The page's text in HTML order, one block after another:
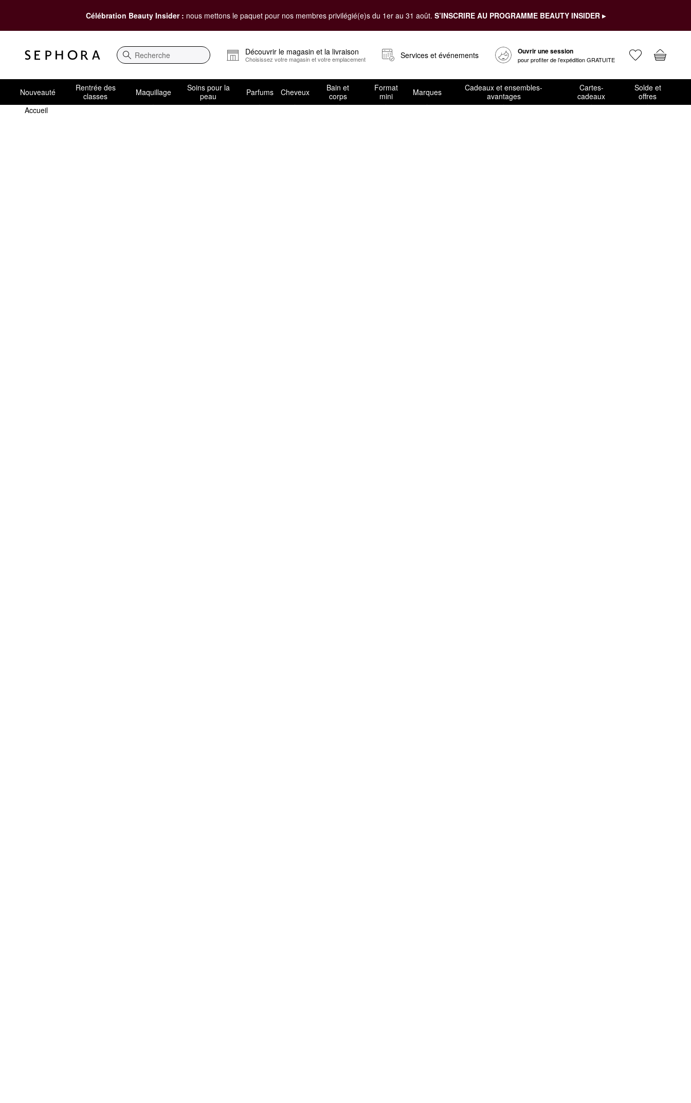
Célébration Beauty Insider : nous mettons le paquet pour nos membres privilégié(e)s du 1er au 31 août. S’INSCRIRE AU PROGRAMME BEAUTY INSIDER ▸
Recherche
Découvrir le magasin et la livraison
Choisissez votre magasin et votre emplacement Services et événements Ouvrir une session
pour profiter de l’expédition GRATUITE
Nouveauté
Rentrée des
classes
Maquillage
Soins pour la
peau
Parfums Cheveux
Bain et
corps
Format
mini
Marques
Cadeaux et ensembles-
avantages
Cartes-
cadeaux
Solde et
offres
Accueil